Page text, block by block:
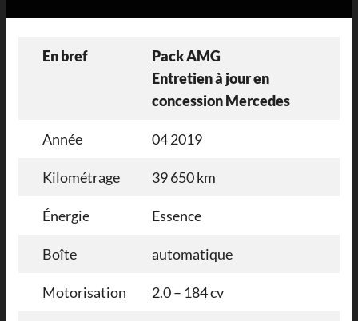
En bref
Pack AMG
Entretien à jour en
concession Mercedes
Année 04 2019
Kilométrage 39 650 km
Énergie Essence
Boîte automatique
Motorisation 2.0 – 184 cv